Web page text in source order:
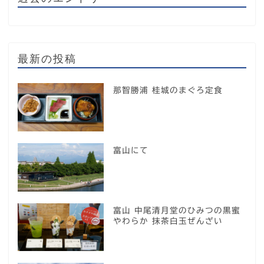
最新の投稿
那智勝浦 桂城のまぐろ定食
富山にて
富山 中尾清月堂のひみつの黒蜜
やわらか 抹茶白玉ぜんざい